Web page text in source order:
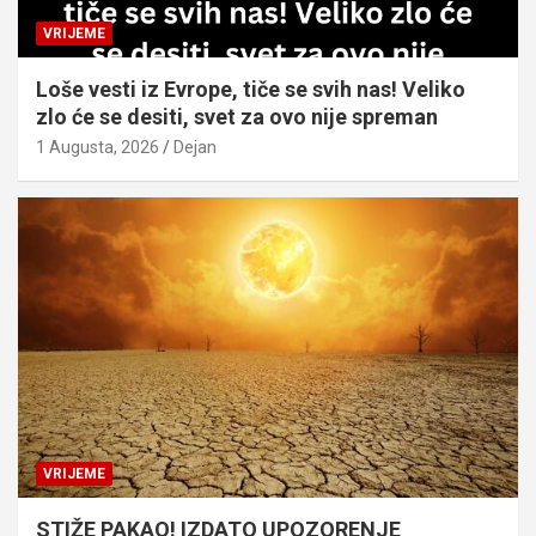
VRIJEME
Loše vesti iz Evrope, tiče se svih nas! Veliko
zlo će se desiti, svet za ovo nije spreman
1 Augusta, 2026 Dejan
VRIJEME
STIŽE PAKAO! IZDATO UPOZORENJE